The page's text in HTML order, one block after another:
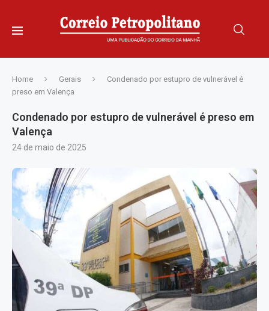
Home Gerais
Condenado por estupro de vulnerável é
preso em Valença
Condenado por estupro de vulnerável é preso em
Valença
24 de maio de 2025